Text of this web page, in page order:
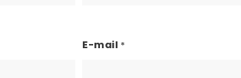
E-mail *